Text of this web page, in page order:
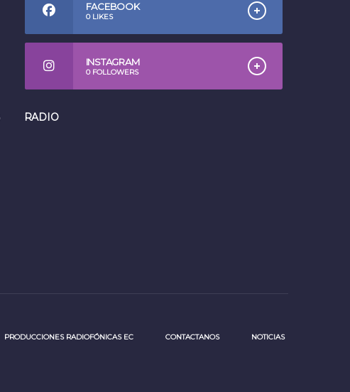
FACEBOOK
0LIKES
INSTAGRAM
0FOLLOWERS
RADIO
PRODUCCIONES RADIOFÓNICAS EC CONTACTANOS NOTICIAS